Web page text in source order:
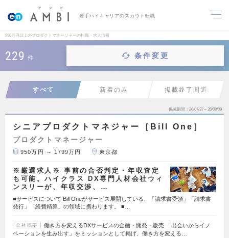
若手ハイキャリアのスカウト転職
950万円以上のプロダクトマネージャーの転職・求人情報
229 件 条件変更
すべて 新着のみ 掲載終了間近
掲載期間 26/07/27～26/08/09
シニアプロダクトマネジャー［Bill One］
プロダクトマネージャー
950万円 ～ 1799万円 東京都
※厳選求人※ 事前の合否判定・年収査定
も可能。ハイクラス DX専門人材会社ウィ
ンスリーが、年収交渉、…
■サービスについて Bill Oneがサービス展開している、「請求書受領」「請求書
発行」「経費精算」の領域に携わります。 ■…
会社概要
働き方を変えるDXサービスの企画・開発・販売 「出会いからイノ
ベーションを生み出す」をミッションとして掲げ、働き方を変える…